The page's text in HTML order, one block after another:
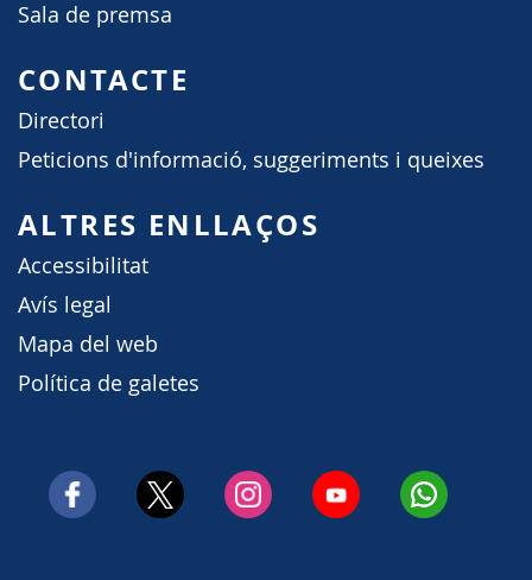
Sala de premsa
CONTACTE
Directori
Peticions d'informació, suggeriments i queixes
ALTRES ENLLAÇOS
Accessibilitat
Avís legal
Mapa del web
Política de galetes